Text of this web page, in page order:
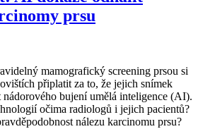
prsu
mamografický screening prsou si
připlatit za to, že jejich snímek
bujení umělá inteligence (AI).
očima radiologů i jejich pacientů?
nálezu karcinomu prsu?